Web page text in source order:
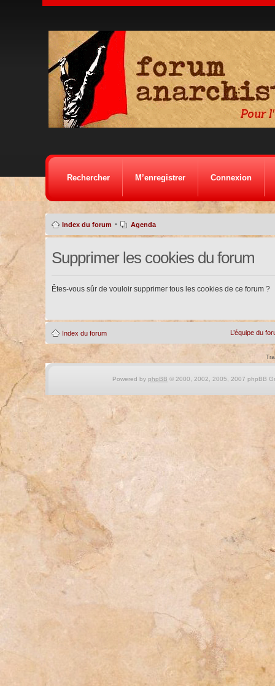
Rechercher M’enregistrer Connexion
Index du forum • Agenda
Supprimer les cookies du forum
Êtes-vous sûr de vouloir supprimer tous les cookies de ce forum ?
Index du forum L’équipe du
Powered by phpBB © 2000, 2002, 2005, 2007 phpBB